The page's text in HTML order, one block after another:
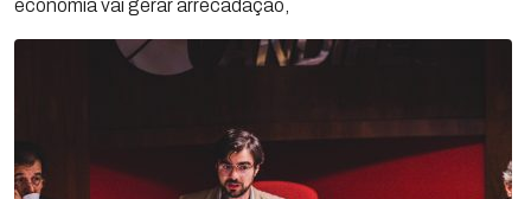
economia vai gerar arrecadação,